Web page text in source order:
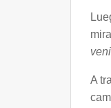
A